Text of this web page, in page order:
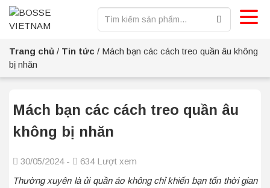
Trang chủ / Tin tức / Mách bạn các cách treo quần âu không
bị nhăn
Mách bạn các cách treo quần âu
không bị nhăn
30/05/2024 -
634 Lượt xem
Thường xuyên là ủi quần áo không chỉ khiến bạn tốn thời gian